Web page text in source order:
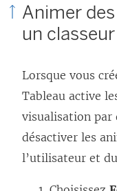
Animer
un classeur
Lorsque vous
Tableau active
visualisation par
désactiver les
l’utilisateur et